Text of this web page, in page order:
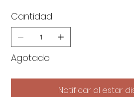
Cantidad
Agotado
Notificar al estar